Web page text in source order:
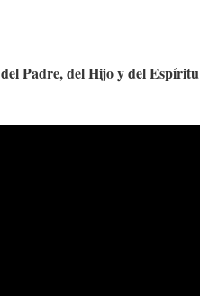
Padre, del Hijo y del Espíritu